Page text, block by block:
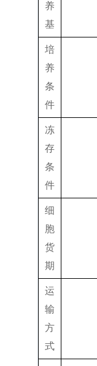
养
基
培
养
条
件
冻
存
条
件
细
胞
货
期
运
输
方
式